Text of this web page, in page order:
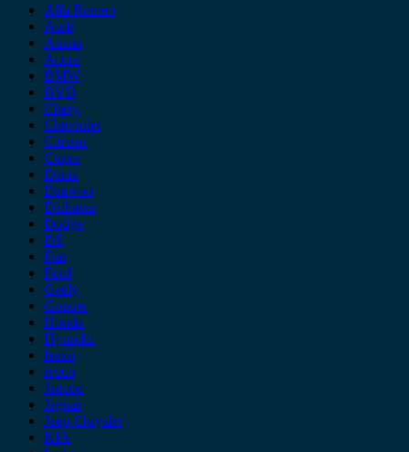
Alfa Romeo
Audi
Austin
Acura
BMW
BYD
Chery
Chevrolet
Citroen
Cupra
Dacia
Daewoo
Daihatsu
Dodge
DS
Fiat
Ford
Geely
Gonow
Honda
Hyundai
Isuzu
iveco
Jaecoo
Jaguar
Jeep Chrysler
KIA